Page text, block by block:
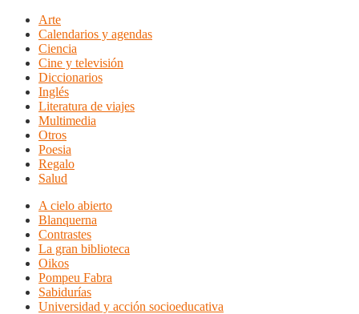
Arte
Calendarios y agendas
Ciencia
Cine y televisión
Diccionarios
Inglés
Literatura de viajes
Multimedia
Otros
Poesia
Regalo
Salud
A cielo abierto
Blanquerna
Contrastes
La gran biblioteca
Oikos
Pompeu Fabra
Sabidurías
Universidad y acción socioeducativa